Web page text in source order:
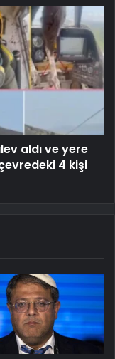
aldı ve yere
4 kişi